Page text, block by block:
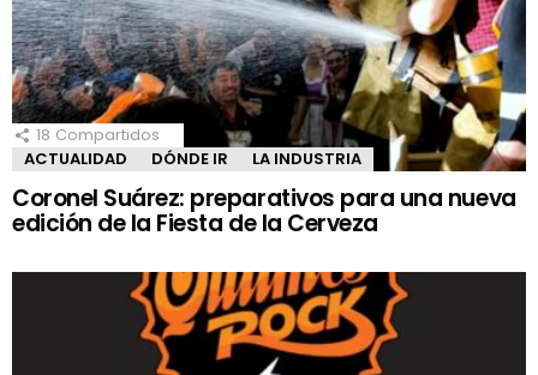
18 Compartidos
ACTUALIDAD
DÓNDE IR LA INDUSTRIA
Coronel Suárez: preparativos para una nueva
edición de la Fiesta de la Cerveza